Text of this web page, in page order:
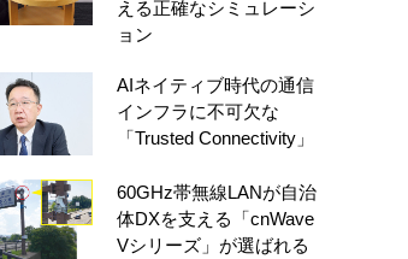
える正確なシミュレーシ
ョン
AIネイティブ時代の通信
インフラに不可欠な
「Trusted Connectivity」
60GHz帯無線LANが自治
体DXを支える「cnWave
Vシリーズ」が選ばれる